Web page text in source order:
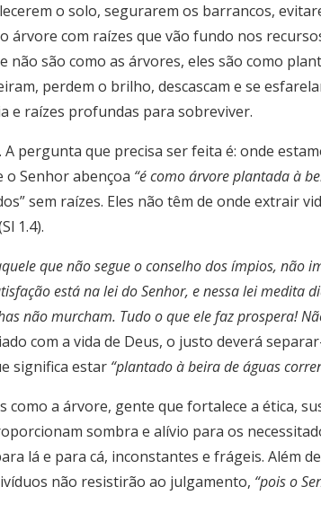
o solo, segurarem os barrancos,
com raízes que vão fundo nos
são como as árvores, eles são como
perdem o brilho, descascam e se
e raízes profundas para sobreviver.
pergunta que precisa ser feita é: onde
o Senhor abençoa “é como árvore plantada à
sem raízes. Eles não têm de onde extrair
1.4).
que não segue o conselho dos ímpios, não
está na lei do Senhor, e nessa lei medita
não murcham. Tudo o que ele faz prospera!
com a vida de Deus, o justo deverá
significa estar “plantado à beira de águas
como a árvore, gente que fortalece a ética,
sombra e alívio para os
lá e para cá, inconstantes e frágeis. Além
não resistirão ao julgamento, “pois o